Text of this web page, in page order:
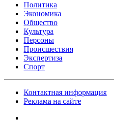
Политика
Экономика
Общество
Культура
Персоны
Происшествия
Экспертиза
Спорт
Контактная информация
Реклама на сайте